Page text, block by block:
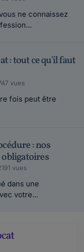
ne connaissez
: tout ce qu'il faut
vues
fois peut être
: nos
vues
dans une
votre...